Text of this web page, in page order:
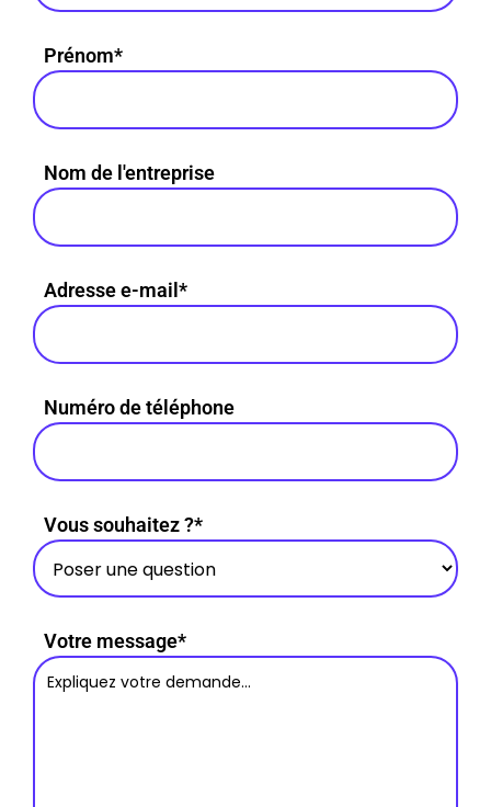
Prénom*
Nom de l'entreprise
Adresse e-mail*
Numéro de téléphone
Vous souhaitez ?*
Votre message*